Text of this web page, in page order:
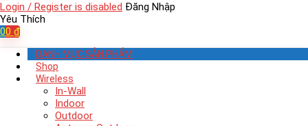
Login / Register is disabled Đăng Nhập
Yêu Thích
00 ₫
DANH MỤC SẢN PHẨM
Shop
Wireless
In-Wall
Indoor
Outdoor